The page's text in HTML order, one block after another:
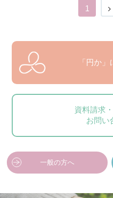
1
「円か
資料請求
お問い
一般の方へ